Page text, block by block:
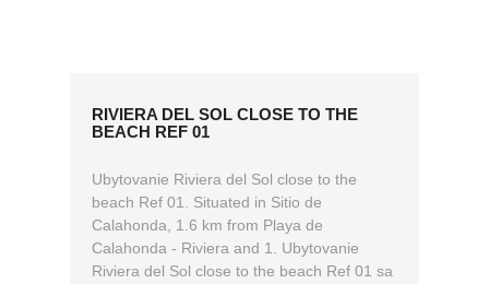
RIVIERA DEL SOL CLOSE TO THE
BEACH REF 01
Ubytovanie Riviera del Sol close to the
beach Ref 01. Situated in Sitio de
Calahonda, 1.6 km from Playa de
Calahonda - Riviera and 1. Ubytovanie
Riviera del Sol close to the beach Ref 01 sa